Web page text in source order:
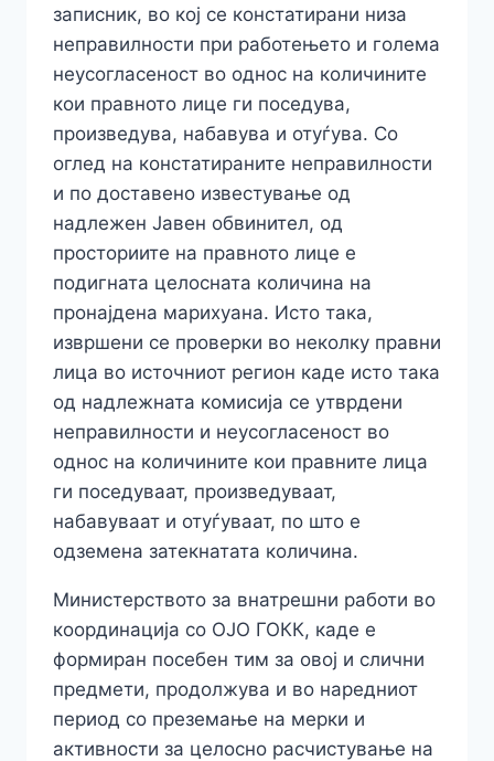
записник, во кој се констатирани низа
неправилности при работењето и голема
неусогласеност во однос на количините
кои правното лице ги поседува,
произведува, набавува и отуѓува. Со
оглед на констатираните неправилности
и по доставено известување од
надлежен Јавен обвинител, од
просториите на правното лице е
подигната целосната количина на
пронајдена марихуана. Исто така,
извршени се проверки во неколку правни
лица во источниот регион каде исто така
од надлежната комисија се утврдени
неправилности и неусогласеност во
однос на количините кои правните лица
ги поседуваат, произведуваат,
набавуваат и отуѓуваат, по што е
одземена затекнатата количина.
Министерството за внатрешни работи во
координација со ОЈО ГОКК, каде е
формиран посебен тим за овој и слични
предмети, продолжува и во наредниот
период со преземање на мерки и
активности за целосно расчистување на